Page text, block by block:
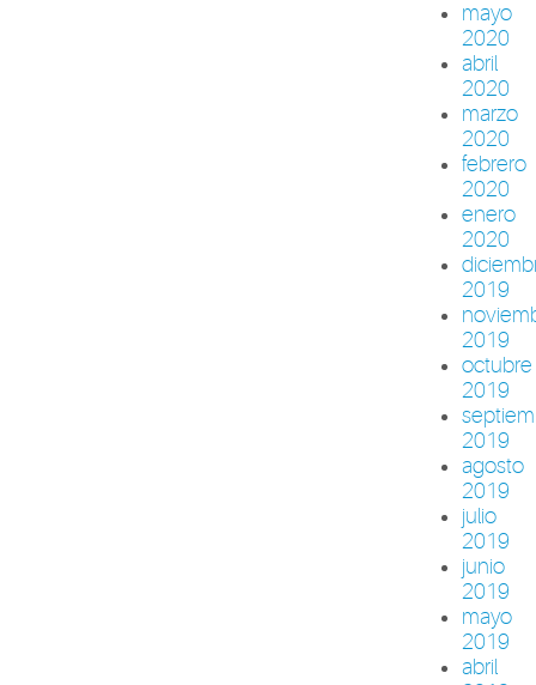
mayo
2020
abril
2020
marzo
2020
febrero
2020
enero
2020
2019
2019
octubre
2019
2019
agosto
2019
julio
2019
junio
2019
mayo
2019
abril